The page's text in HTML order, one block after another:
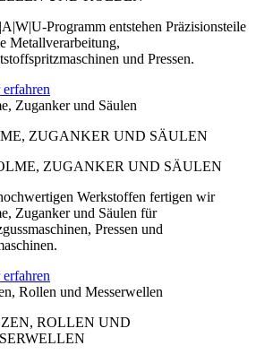
Programm entstehen Präzisionsteile
Metallverarbeitung,
und Pressen.
Zuganker und Säulen
ZUGANKER UND SÄULEN
Werkstoffen fertigen wir
Zuganker und Säulen für
Pressen und
Rollen und Messerwellen
ROLLEN UND